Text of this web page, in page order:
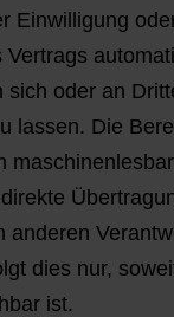
Einwilligung
Vertrags
sich oder an
lassen. Die
anderen
dies nur,
ist.